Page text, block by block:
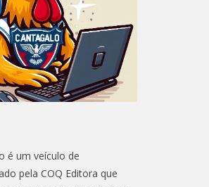
é um veículo de
pela COQ Editora que